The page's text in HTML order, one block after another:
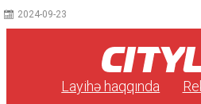
2024-09-23
Layihə haqqında